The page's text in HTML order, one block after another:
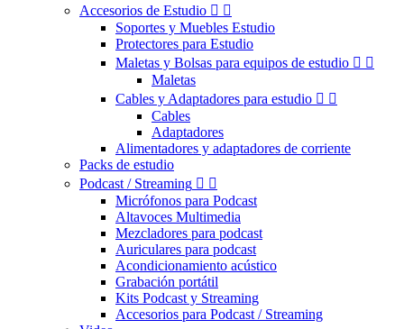
Accesorios de Estudio  
Soportes y Muebles Estudio
Protectores para Estudio
Maletas y Bolsas para equipos de estudio  
Maletas
Cables y Adaptadores para estudio  
Cables
Adaptadores
Alimentadores y adaptadores de corriente
Packs de estudio
Podcast / Streaming  
Micrófonos para Podcast
Altavoces Multimedia
Mezcladores para podcast
Auriculares para podcast
Acondicionamiento acústico
Grabación portátil
Kits Podcast y Streaming
Accesorios para Podcast / Streaming